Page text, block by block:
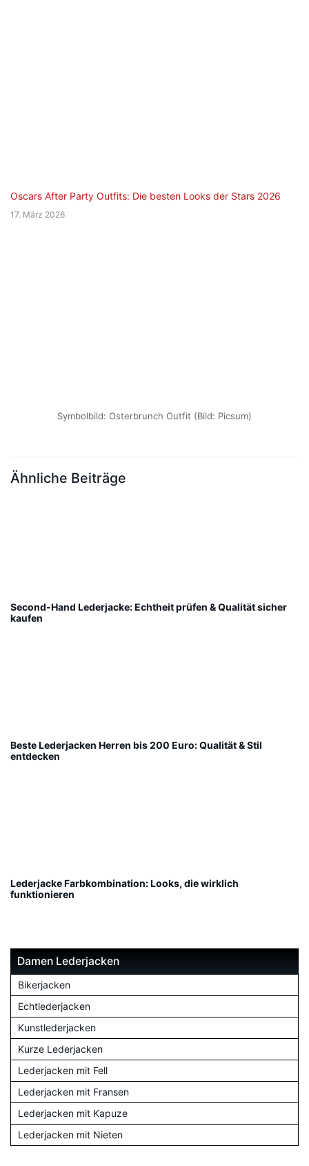
Oscars After Party Outfits: Die besten Looks der Stars 2026
17. März 2026
Symbolbild: Osterbrunch Outfit (Bild: Picsum)
Ähnliche Beiträge
Second-Hand Lederjacke: Echtheit prüfen & Qualität sicher
kaufen
Beste Lederjacken Herren bis 200 Euro: Qualität & Stil
entdecken
Lederjacke Farbkombination: Looks, die wirklich
funktionieren
Damen Lederjacken
Bikerjacken
Echtlederjacken
Kunstlederjacken
Kurze Lederjacken
Lederjacken mit Fell
Lederjacken mit Fransen
Lederjacken mit Kapuze
Lederjacken mit Nieten